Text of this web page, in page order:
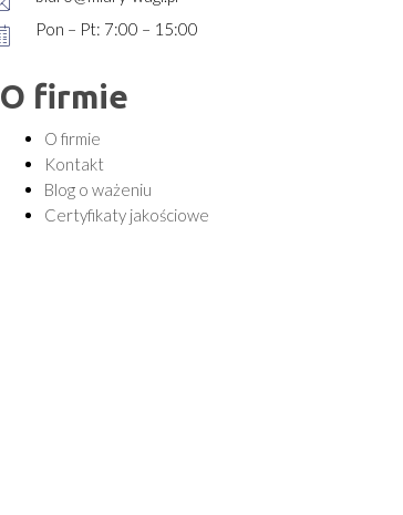
Pon – Pt: 7:00 – 15:00
O firmie
O firmie
Kontakt
Blog o ważeniu
Certyfikaty jakościowe